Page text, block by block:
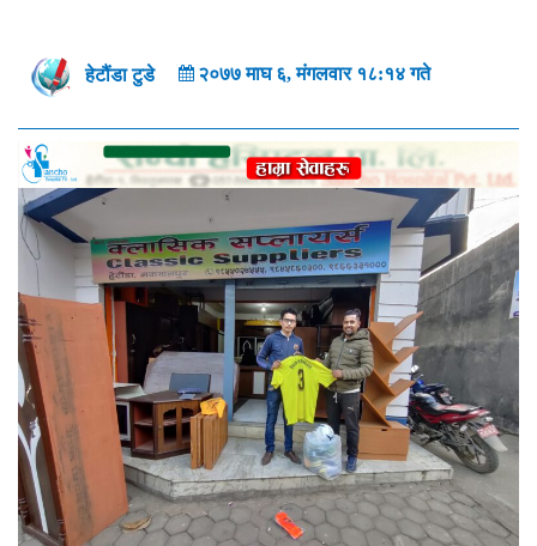
हेटौंडा टुडे २०७७ माघ ६, मंगलवार १८:१४ गते